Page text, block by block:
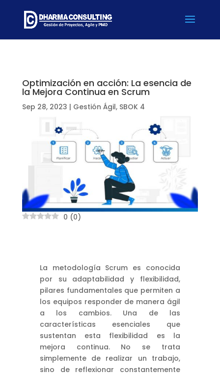
Optimización en acción: La esencia de
la Mejora Continua en Scrum
Sep 28, 2023 | Gestión Ágil, SBOK 4
0 (0)
La metodología Scrum es conocida
por su adaptabilidad y flexibilidad,
pilares fundamentales que permiten a
los equipos responder de manera ágil
a los cambios. Una de las
características esenciales que
sustentan esta flexibilidad es la
mejora continua. No se trata
simplemente de realizar un trabajo,
sino de reflexionar constantemente